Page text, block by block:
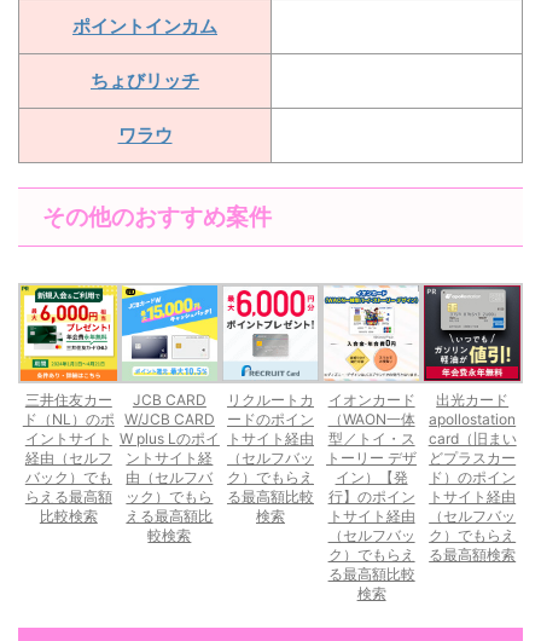
ポイントインカム
ちょびリッチ
ワラウ
その他のおすすめ案件
三井住友カー
ド（NL）のポ
イントサイト
経由（セルフ
バック）でも
らえる最高額
比較検索
JCB CARD
W/JCB CARD
W plus Lのポイ
ントサイト経
由（セルフバ
ック）でもら
える最高額比
較検索
リクルートカ
ードのポイン
トサイト経由
（セルフバッ
ク）でもらえ
る最高額比較
検索
イオンカード
（WAON一体
型／トイ・ス
トーリー デザ
イン）【発
行】のポイン
トサイト経由
（セルフバッ
ク）でもらえ
る最高額比較
検索
出光カード
apollostation
card（旧まい
どプラスカー
ド）のポイン
トサイト経由
（セルフバッ
ク）でもらえ
る最高額検索